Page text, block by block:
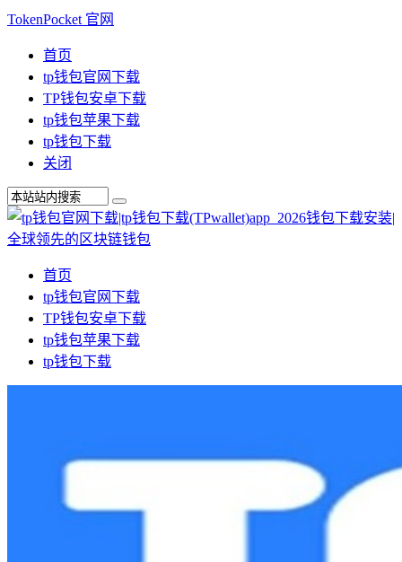
TokenPocket 官网
首页
tp钱包官网下载
TP钱包安卓下载
tp钱包苹果下载
tp钱包下载
关闭
首页
tp钱包官网下载
TP钱包安卓下载
tp钱包苹果下载
tp钱包下载